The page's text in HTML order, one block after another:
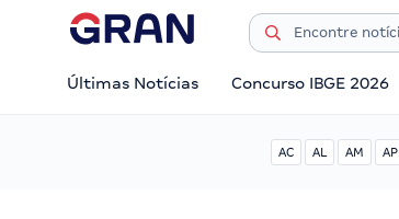
Últimas Notícias Concurso IBGE 2026
AC AL AM AP